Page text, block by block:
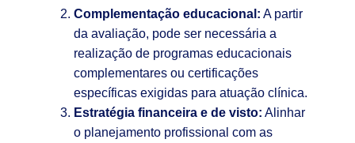
Complementação educacional: A partir
da avaliação, pode ser necessária a
realização de programas educacionais
complementares ou certificações
específicas exigidas para atuação clínica.
Estratégia financeira e de visto: Alinhar
o planejamento profissional com as